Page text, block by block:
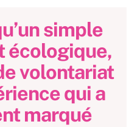
simple
écologique,
volontariat
qui a
marqué